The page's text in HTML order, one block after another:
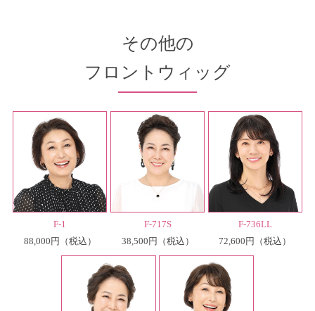
その他の
フロントウィッグ
F-1
88,000円
（税込）
F-717S
38,500円
（税込）
F-736LL
72,600円
（税込）